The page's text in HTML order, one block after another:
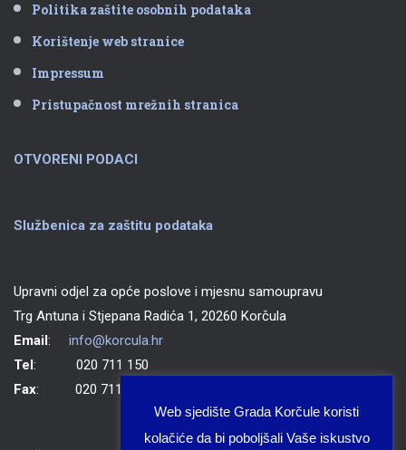
Politika zaštite osobnih podataka
Korištenje web stranice
Impressum
Pristupačnost mrežnih stranica
OTVORENI PODACI
Službenica za zaštitu podataka
Upravni odjel za opće poslove i mjesnu samoupravu
Trg Antuna i Stjepana Radića 1, 20260 Korčula
Email: info@korcula.hr
Tel: 020 711 150
Fax: 020 711 702
Web sjedište Grada Korčule koristi
kolačiće da bi poboljšali Vaše iskustvo